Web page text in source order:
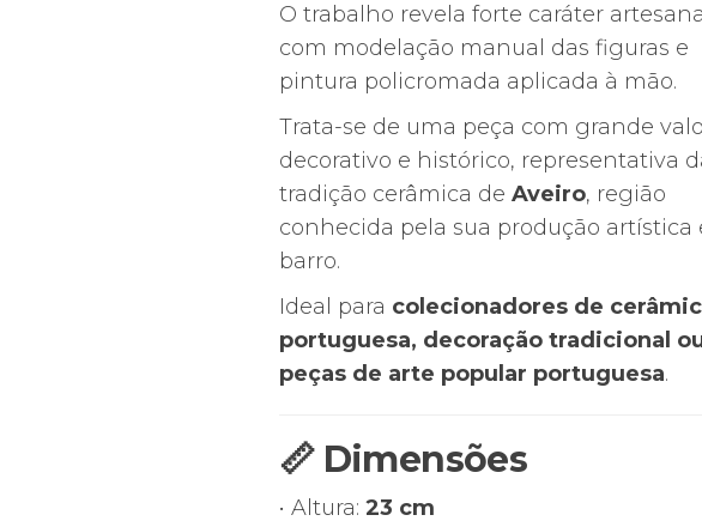
O trabalho revela forte caráter
com modelação manual das figuras e
pintura policromada aplicada à mão.
Trata-se de uma peça com grande
decorativo e histórico, representativa
tradição cerâmica de Aveiro, região
conhecida pela sua produção artística
barro.
Ideal para colecionadores de
portuguesa, decoração tradicional
peças de arte popular portuguesa.
📏 Dimensões
• Altura: 23 cm